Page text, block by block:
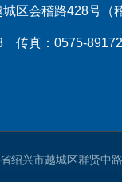
区会稽路428号（
传真：0575-
兴市越城区群贤中